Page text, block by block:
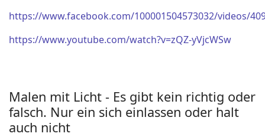
https://www.facebook.com/100001504573032/videos/
https://www.youtube.com/watch?v=zQZ-yVjcWSw
Malen mit Licht - Es gibt kein richtig oder
falsch. Nur ein sich einlassen oder halt
auch nicht